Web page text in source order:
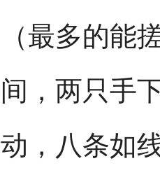
（最多的能
间，两只手
动，八条如